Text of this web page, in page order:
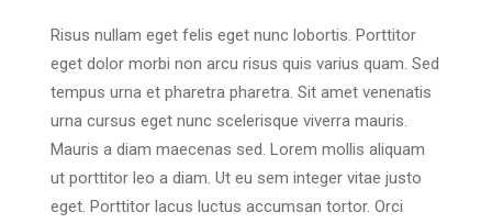
Risus nullam eget felis eget nunc lobortis. Porttitor
eget dolor morbi non arcu risus quis varius quam. Sed
tempus urna et pharetra pharetra. Sit amet venenatis
urna cursus eget nunc scelerisque viverra mauris.
Mauris a diam maecenas sed. Lorem mollis aliquam
ut porttitor leo a diam. Ut eu sem integer vitae justo
eget. Porttitor lacus luctus accumsan tortor. Orci